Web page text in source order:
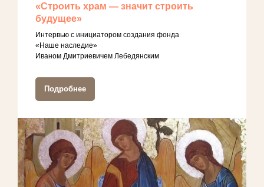
«Строить храм — значит строить
будущее»
Интервью с инициатором создания фонда
«Наше наследие»
Иваном Дмитриевичем Лебедянским
Подробнее